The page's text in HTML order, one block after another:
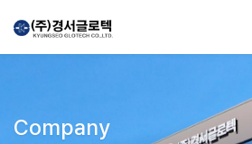
Company